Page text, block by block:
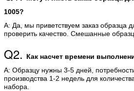
1005?
А: Да, мы приветствуем заказ образца
проверить качество. Смешанные
Q2.
Как насчет времени
А: Образцу нужны 3-5 дней,
производства 1-2 недель для
набора.